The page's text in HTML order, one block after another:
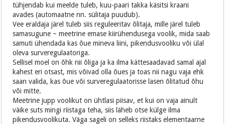
tühjendab kui meelde tuleb, kuu-paari takka käsitsi kraani
avades (automaatne nn. sülitaja puudub).
Vee eraldaja järel tuleb siis reguleeritav õlitaja, mille järel tuleb
samasugune ~ meetrine emase kiirühendusega voolik, mida saab
samuti ühendada kas õue mineva liini, pikendusvooliku või ülal
oleva surveregulaatoriga.
Sellisel moel on õhk nii õliga ja ka ilma kättesaadavad samal ajal
kahest eri otsast, mis võivad olla õues ja toas nii nagu vaja ehk
saan valida, kas õue või surveregulaatorisse lasen õlitatud õhu
või mitte.
Meetrine jupp voolikut on ühtlasi piisav, et kui on vaja ainult
väike suts mingi riistaga teha, siis läheb otse külge ilma
pikendusvoolikuta. Väga sageli on selleks riistaks elementaarne